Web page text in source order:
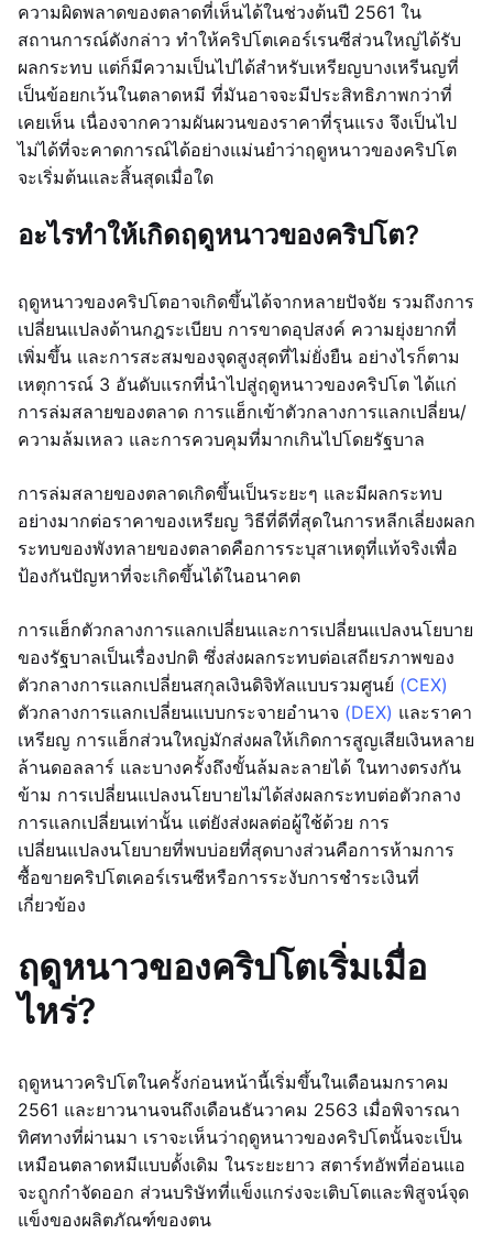
ความผิดพลาดของตลาดที่เห็นได้ในช่วงต้นปี 2561 ใน
สถานการณ์ดังกล่าว ทำให้คริปโตเคอร์เรนซีส่วนใหญ่ได้รับ
ผลกระทบ แต่ก็มีความเป็นไปได้สำหรับเหรียญบางเหรีนญที่
เป็นข้อยกเว้นในตลาดหมี ที่มันอาจจะมีประสิทธิภาพกว่าที่
เคยเห็น เนื่องจากความผันผวนของราคาที่รุนแรง จึงเป็นไป
ไม่ได้ที่จะคาดการณ์ได้อย่างแม่นยำว่าฤดูหนาวของคริปโต
จะเริ่มต้นและสิ้นสุดเมื่อใด
อะไรทำให้เกิดฤดูหนาวของคริปโต?
ฤดูหนาวของคริปโตอาจเกิดขึ้นได้จากหลายปัจจัย รวมถึงการ
เปลี่ยนแปลงด้านกฎระเบียบ การขาดอุปสงค์ ความยุ่งยากที่
เพิ่มขึ้น และการสะสมของจุดสูงสุดที่ไม่ยั่งยืน อย่างไรก็ตาม
เหตุการณ์ 3 อันดับแรกที่นำไปสู่ฤดูหนาวของคริปโต ได้แก่
การล่มสลายของตลาด การแฮ็กเข้าตัวกลางการแลกเปลี่ยน/
ความล้มเหลว และการควบคุมที่มากเกินไปโดยรัฐบาล
การล่มสลายของตลาดเกิดขึ้นเป็นระยะๆ และมีผลกระทบ
อย่างมากต่อราคาของเหรียญ วิธีที่ดีที่สุดในการหลีกเลี่ยงผลก
ระทบของพังทลายของตลาดคือการระบุสาเหตุที่แท้จริงเพื่อ
ป้องกันปัญหาที่จะเกิดขึ้นได้ในอนาคต
การแฮ็กตัวกลางการแลกเปลี่ยนและการเปลี่ยนแปลงนโยบาย
ของรัฐบาลเป็นเรื่องปกติ ซึ่งส่งผลกระทบต่อเสถียรภาพของ
ตัวกลางการแลกเปลี่ยนสกุลเงินดิจิทัลแบบรวมศูนย์ (CEX)
ตัวกลางการแลกเปลี่ยนแบบกระจายอำนาจ (DEX) และราคา
เหรียญ การแฮ็กส่วนใหญ่มักส่งผลให้เกิดการสูญเสียเงินหลาย
ล้านดอลลาร์ และบางครั้งถึงขั้นล้มละลายได้ ในทางตรงกัน
ข้าม การเปลี่ยนแปลงนโยบายไม่ได้ส่งผลกระทบต่อตัวกลาง
การแลกเปลี่ยนเท่านั้น แต่ยังส่งผลต่อผู้ใช้ด้วย การ
เปลี่ยนแปลงนโยบายที่พบบ่อยที่สุดบางส่วนคือการห้ามการ
ซื้อขายคริปโตเคอร์เรนซีหรือการระงับการชำระเงินที่
เกี่ยวข้อง
ฤดูหนาวของคริปโตเริ่มเมื่อ
ไหร่?
ฤดูหนาวคริปโตในครั้งก่อนหน้านี้เริ่มขึ้นในเดือนมกราคม
2561 และยาวนานจนถึงเดือนธันวาคม 2563 เมื่อพิจารณา
ทิศทางที่ผ่านมา เราจะเห็นว่าฤดูหนาวของคริปโตนั้นจะเป็น
เหมือนตลาดหมีแบบดั้งเดิม ในระยะยาว สตาร์ทอัพที่อ่อนแอ
จะถูกกำจัดออก ส่วนบริษัทที่แข็งแกร่งจะเติบโตและพิสูจน์จุด
แข็งของผลิตภัณฑ์ของตน